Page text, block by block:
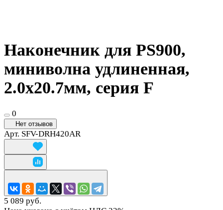
Наконечник для PS900,
миниволна удлиненная,
2.0х20.7мм, серия F
0
Нет отзывов
Арт. SFV-DRH420AR
5 089 руб.